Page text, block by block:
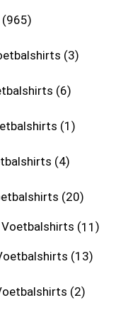
965
3
6
1
4
20
Voetbalshirts 11
13
2